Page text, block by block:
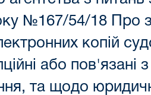
№167/54/18 Про
копій
або пов'язані
та щодо